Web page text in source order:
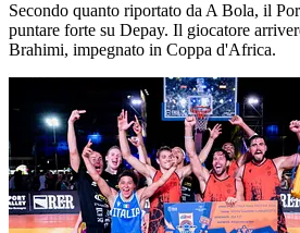
Secondo quanto riportato da A Bola, il
puntare forte su Depay. Il giocatore
Brahimi, impegnato in Coppa d'Africa.